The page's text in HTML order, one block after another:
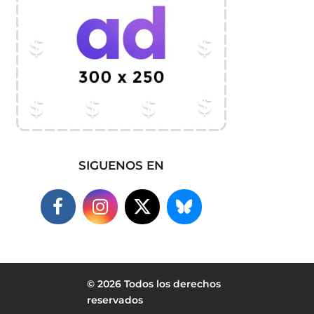
SIGUENOS EN
© 2026 Todos los derechos
reservados